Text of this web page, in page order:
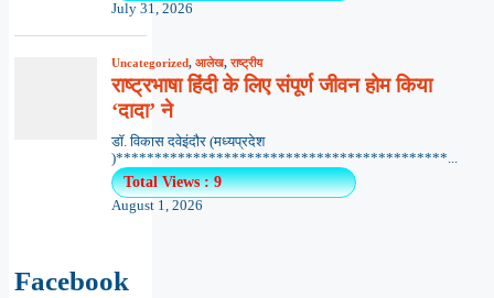
July 31, 2026
Uncategorized, आलेख,राष्ट्रीय
राष्ट्रभाषा हिंदी के लिए संपूर्ण जीवन होम किया
‘दादा’ ने
डॉ. विकास दवेइंदौर (मध्यप्रदेश
)*******************************************...
Total Views : 9
August 1, 2026
Facebook